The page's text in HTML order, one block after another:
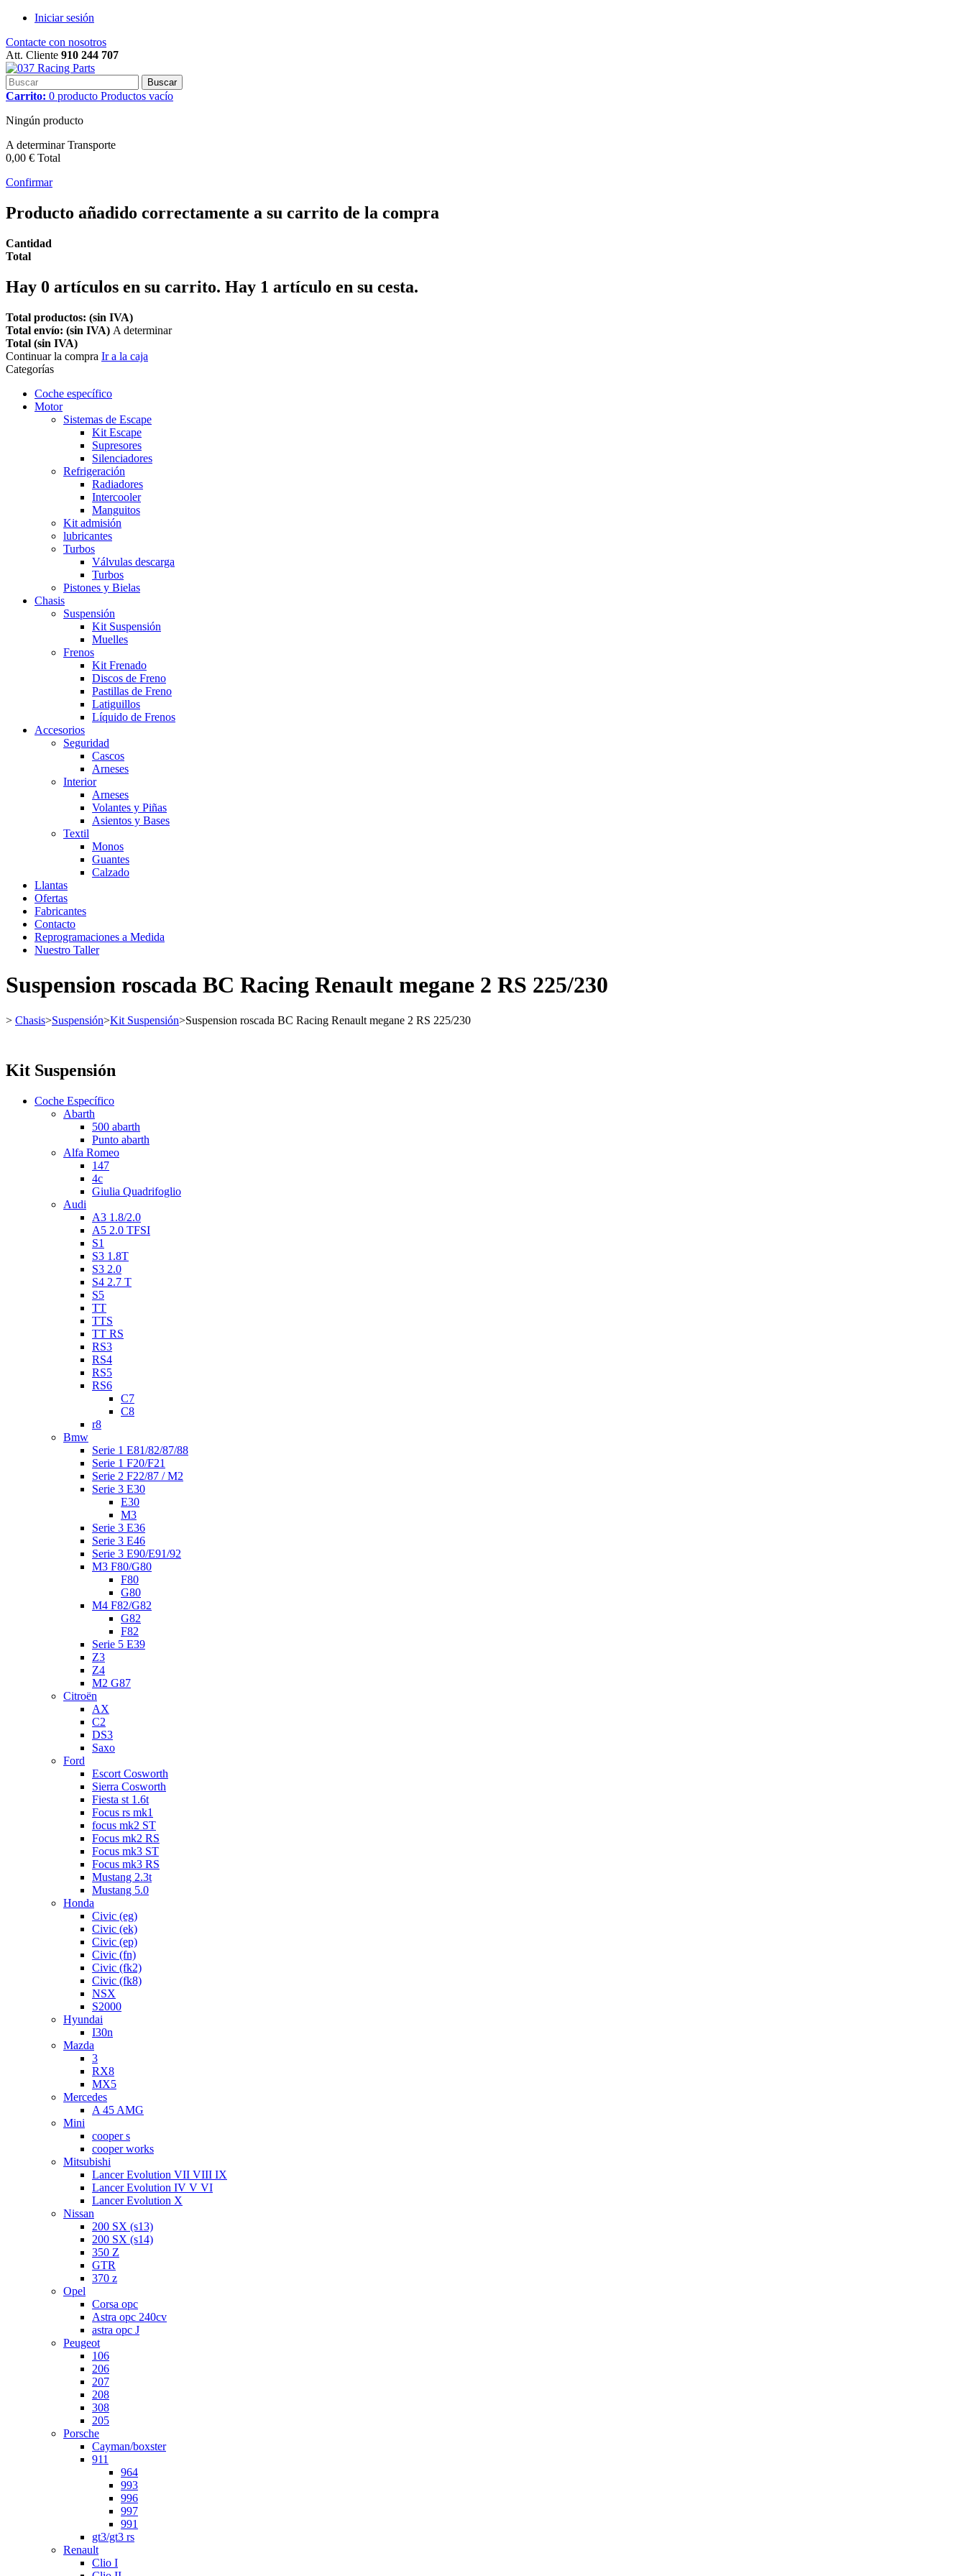
Iniciar sesión
Contacte con nosotros
Att. Cliente 910 244 707
Buscar
Carrito: 0 producto Productos vacío
Ningún producto
A determinarTransporte
0,00 € Total
Confirmar
Producto añadido correctamente a su carrito de la compra
Cantidad
Total
Hay 0 artículos en su carrito. Hay 1 artículo en su cesta.
Total productos: (sin IVA)
Total envío: (sin IVA) A determinar
Total (sin IVA)
Continuar la compra Ir a la caja
Categorías
Coche específico
Motor
Sistemas de Escape
Kit Escape
Supresores
Silenciadores
Refrigeración
Radiadores
Intercooler
Manguitos
Kit admisión
lubricantes
Turbos
Válvulas descarga
Turbos
Pistones y Bielas
Chasis
Suspensión
Kit Suspensión
Muelles
Frenos
Kit Frenado
Discos de Freno
Pastillas de Freno
Latiguillos
Líquido de Frenos
Accesorios
Seguridad
Cascos
Arneses
Interior
Arneses
Volantes y Piñas
Asientos y Bases
Textil
Monos
Guantes
Calzado
Llantas
Ofertas
Fabricantes
Contacto
Reprogramaciones a Medida
Nuestro Taller
Suspension roscada BC Racing Renault megane 2 RS 225/230
> Chasis>Suspensión>Kit Suspensión>Suspension roscada BC Racing Renault megane 2 RS 225/230
Kit Suspensión
Coche Específico
Abarth
500 abarth
Punto abarth
Alfa Romeo
147
4c
Giulia Quadrifoglio
Audi
A3 1.8/2.0
A5 2.0 TFSI
S1
S3 1.8T
S3 2.0
S4 2.7 T
S5
TT
TTS
TT RS
RS3
RS4
RS5
RS6
C7
C8
r8
Bmw
Serie 1 E81/82/87/88
Serie 1 F20/F21
Serie 2 F22/87 / M2
Serie 3 E30
E30
M3
Serie 3 E36
Serie 3 E46
Serie 3 E90/E91/92
M3 F80/G80
F80
G80
M4 F82/G82
G82
F82
Serie 5 E39
Z3
Z4
M2 G87
Citroën
AX
C2
DS3
Saxo
Ford
Escort Cosworth
Sierra Cosworth
Fiesta st 1.6t
Focus rs mk1
focus mk2 ST
Focus mk2 RS
Focus mk3 ST
Focus mk3 RS
Mustang 2.3t
Mustang 5.0
Honda
Civic (eg)
Civic (ek)
Civic (ep)
Civic (fn)
Civic (fk2)
Civic (fk8)
NSX
S2000
Hyundai
I30n
Mazda
3
RX8
MX5
Mercedes
A 45 AMG
Mini
cooper s
cooper works
Mitsubishi
Lancer Evolution VII VIII IX
Lancer Evolution IV V VI
Lancer Evolution X
Nissan
200 SX (s13)
200 SX (s14)
350 Z
GTR
370 z
Opel
Corsa opc
Astra opc 240cv
astra opc J
Peugeot
106
206
207
208
308
205
Porsche
Cayman/boxster
911
964
993
996
997
991
gt3/gt3 rs
Renault
Clio I